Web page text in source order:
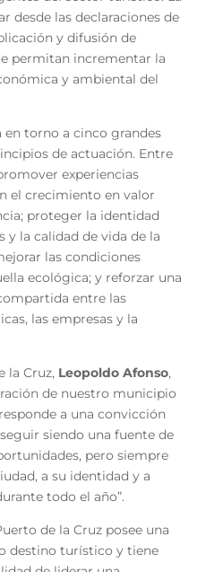
desde las declaraciones de
y difusión de
permitan incrementar la
y ambiental del
torno a cinco grandes
de actuación. Entre
experiencias
el crecimiento en valor
proteger la identidad
y la calidad de vida de la
las condiciones
ecológica; y reforzar una
entre las
las empresas y la
la Cruz, Leopoldo Afonso,
de nuestro municipio
a una convicción
siendo una fuente de
pero siempre
a su identidad y a
todo el año”.
de la Cruz posee una
destino turístico y tiene